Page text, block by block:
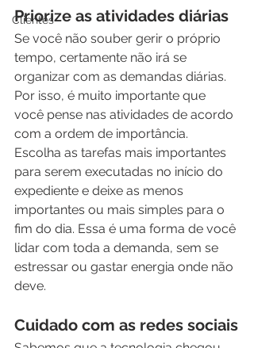
Clientes
Priorize as atividades diárias
Se você não souber gerir o próprio
tempo, certamente não irá se
organizar com as demandas diárias.
Por isso, é muito importante que
você pense nas atividades de acordo
com a ordem de importância.
Escolha as tarefas mais importantes
para serem executadas no início do
expediente e deixe as menos
importantes ou mais simples para o
fim do dia. Essa é uma forma de você
lidar com toda a demanda, sem se
estressar ou gastar energia onde não
deve.
Cuidado com as redes sociais